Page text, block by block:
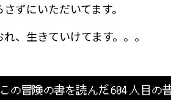
ずにいただいてます。
、生きていけてます。。。
の冒険の書を読んだ 604 人目の